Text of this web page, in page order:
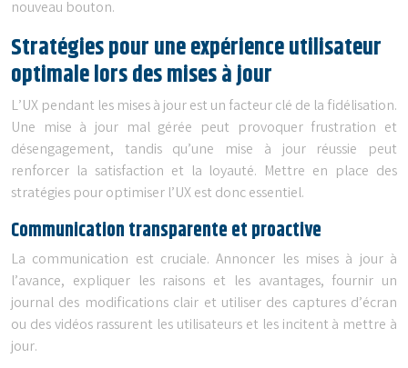
nouveau bouton.
Stratégies pour une expérience utilisateur
optimale lors des mises à jour
L’UX pendant les mises à jour est un facteur clé de la fidélisation.
Une mise à jour mal gérée peut provoquer frustration et
désengagement, tandis qu’une mise à jour réussie peut
renforcer la satisfaction et la loyauté. Mettre en place des
stratégies pour optimiser l’UX est donc essentiel.
Communication transparente et proactive
La communication est cruciale. Annoncer les mises à jour à
l’avance, expliquer les raisons et les avantages, fournir un
journal des modifications clair et utiliser des captures d’écran
ou des vidéos rassurent les utilisateurs et les incitent à mettre à
jour.